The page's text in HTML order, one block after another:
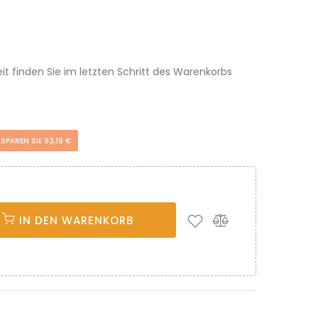
finden Sie im letzten Schritt des Warenkorbs
SPAREN SIE 93,19 €
IN DEN WARENKORB